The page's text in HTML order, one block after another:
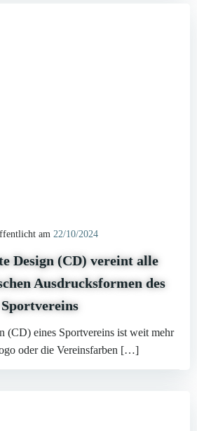
am 22/10/2024
Design (CD) vereint alle
Ausdrucksformen des
Sportvereins
(CD) eines Sportvereins ist weit mehr
oder die Vereinsfarben […]